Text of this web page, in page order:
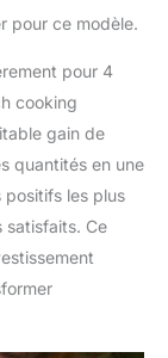
pour ce modèle.
pour 4
cooking
gain de
quantités en une
positifs les plus
satisfaits. Ce